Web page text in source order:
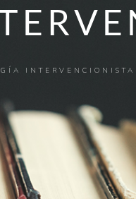
INTERVENCIONISTA